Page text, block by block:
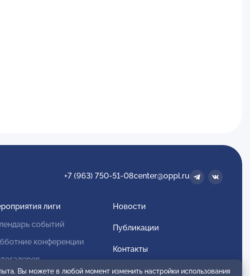
+7 (963) 750-51-08center@oppl.ru
лиги
событий
конференции
Новости
Публикации
Контакты
Для спонсоров и партнеров
Вы можете в любой момент изменить настройки использования